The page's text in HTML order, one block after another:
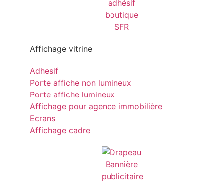
Affichage vitrine
Adhesif
Porte affiche non lumineux
Porte affiche lumineux
Affichage pour agence immobilière
Ecrans
Affichage cadre